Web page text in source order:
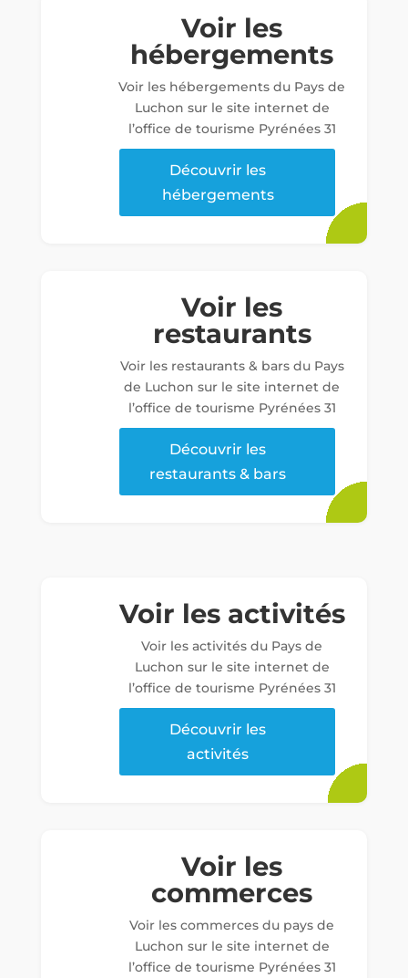
Voir les
hébergements
Voir les hébergements du Pays de
Luchon sur le site internet de
l’office de tourisme Pyrénées 31
Découvrir les
hébergements
Voir les
restaurants
Voir les restaurants & bars du Pays
de Luchon sur le site internet de
l’office de tourisme Pyrénées 31
Découvrir les
restaurants & bars
Voir les activités
Voir les activités du Pays de
Luchon sur le site internet de
l’office de tourisme Pyrénées 31
Découvrir les
activités
Voir les
commerces
Voir les commerces du pays de
Luchon sur le site internet de
l’office de tourisme Pyrénées 31